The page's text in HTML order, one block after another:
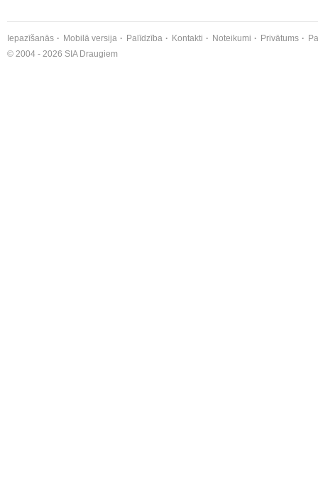
Iepazīšanās Mobilā versija Palīdzība Kontakti Noteikumi Privātums
© 2004 - 2026 SIA Draugiem